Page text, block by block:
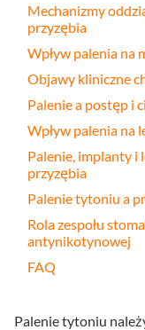
Mechanizmy
przyzębia
Wpływ palenia na
Objawy kliniczne
Palenie a postęp i
Wpływ palenia na
Palenie, implanty i
przyzębia
Palenie tytoniu a
Rola zespołu
antynikotynowej
FAQ
Palenie tytoniu